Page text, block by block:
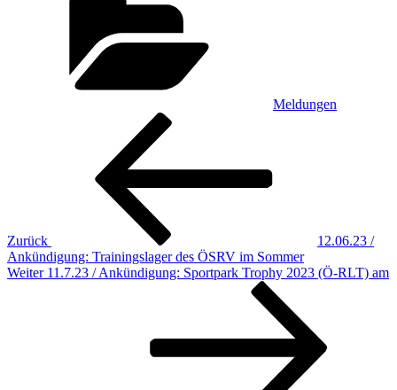
Meldungen
Beitragsnavigation
Zurück
12.06.23 /
Ankündigung: Trainingslager des ÖSRV im Sommer
Nächster
Weiter 11.7.23 / Ankündigung: Sportpark Trophy 2023 (Ö-RLT) am